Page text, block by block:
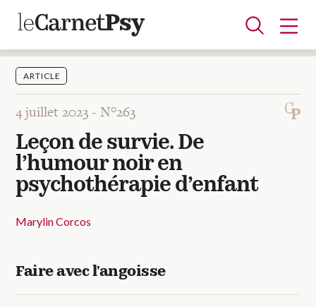
Articles
A la une
Adolescence
Dispositif
Enfance
Périnatalité
Psychanalyse
Psychopathologie
Soin
Dossiers
Auteurs
Blocs-notes
ARTICLE
4 juillet 2023 -N°263
Leçon de survie. De
l’humour noir en
psychothérapie d’enfant
Marylin Corcos
Faire avec l'angoisse